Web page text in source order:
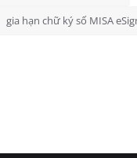
gia hạn chữ ký số MISA